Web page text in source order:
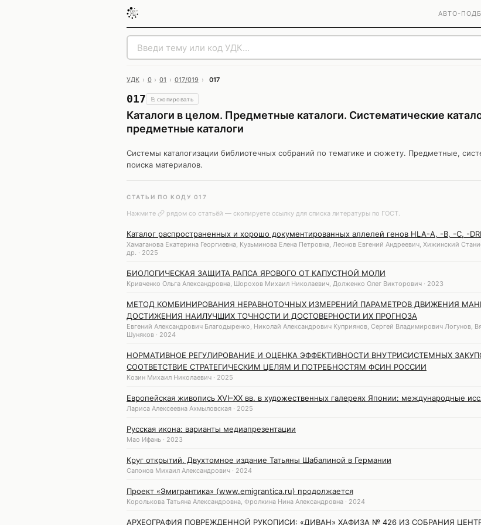
АВТО-
УДК › 0 › 01 › 017/019 › 017
017 ⎘ скопировать
Каталоги в целом. Предметные каталоги. Систематические
предметные каталоги
Системы каталогизации библиотечных собраний по тематике и сюжету. Предметные,
поиска материалов.
СТАТЬИ ПО КОДУ 017
Нажмите
рядом со статьёй — скопируете ссылку для списка литературы по ГОСТ.
Каталог распространенных и хорошо документированных аллелей генов HLA-A, -B, -C, -
Хамаганова Екатерина Георгиевна, Кузьминова Елена Петровна, Леонов Евгений Андреевич, Хижинский
др. · 2025
БИОЛОГИЧЕСКАЯ ЗАЩИТА РАПСА ЯРОВОГО ОТ КАПУСТНОЙ МОЛИ
Кривченко Ольга Александровна, Шорохов Михаил Николаевич, Долженко Олег Викторович · 2023
МЕТОД КОМБИНИРОВАНИЯ НЕРАВНОТОЧНЫХ ИЗМЕРЕНИЙ ПАРАМЕТРОВ ДВИЖЕНИЯ
ДОСТИЖЕНИЯ НАИЛУЧШИХ ТОЧНОСТИ И ДОСТОВЕРНОСТИ ИХ ПРОГНОЗА
Евгений Александрович Благодыренко, Николай Александрович Куприянов, Сергей Владимирович Логунов,
Шуняков · 2024
НОРМАТИВНОЕ РЕГУЛИРОВАНИЕ И ОЦЕНКА ЭФФЕКТИВНОСТИ ВНУТРИСИСТЕМНЫХ
СООТВЕТСТВИЕ СТРАТЕГИЧЕСКИМ ЦЕЛЯМ И ПОТРЕБНОСТЯМ ФСИН РОССИИ
Козин Михаил Николаевич · 2025
Европейская живопись XVI–XX вв. в художественных галереях Японии: международные
Лариса Алексеевна Ахмыловская · 2025
Русская икона: варианты медиапрезентации
Мао Ифань · 2023
Круг открытий. Двухтомное издание Татьяны Шабалиной в Германии
Сапонов Михаил Александрович · 2024
Проект «Эмигрантика» (www.emigrantica.ru) продолжается
Королькова Татьяна Александровна, Фролкина Нина Александровна · 2024
АРХЕОГРАФИЯ ПОВРЕЖДЕННОЙ РУКОПИСИ: «ДИВАН» ХАФИЗА № 426 ИЗ СОБРАНИЯ